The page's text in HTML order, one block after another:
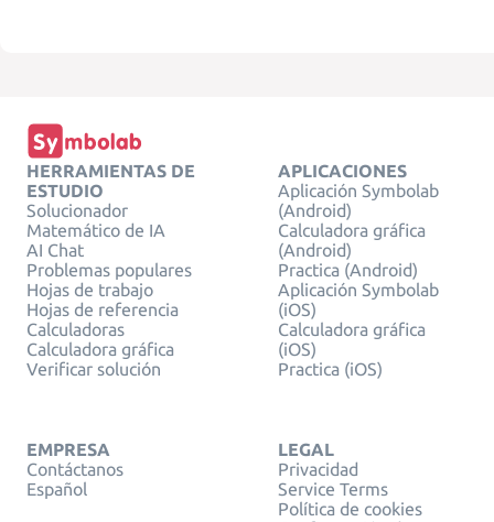
HERRAMIENTAS DE
ESTUDIO
Solucionador
Matemático de IA
AI Chat
Problemas populares
Hojas de trabajo
Hojas de referencia
Calculadoras
Calculadora gráfica
Verificar solución
APLICACIONES
Aplicación Symbolab
(Android)
Calculadora gráfica
(Android)
Practica (Android)
Aplicación Symbolab
(iOS)
Calculadora gráfica
(iOS)
Practica (iOS)
EMPRESA
Contáctanos
Español
LEGAL
Privacidad
Service Terms
Política de cookies